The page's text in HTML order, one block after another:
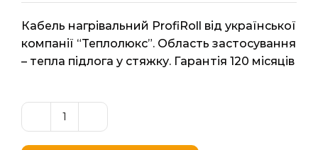
Кабель нагрівальний ProfiRoll від української
компанії “Теплолюкс”. Область застосування
– тепла підлога у стяжку. Гарантія 120 місяців
Кабель
нагрівальний